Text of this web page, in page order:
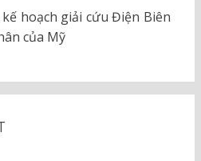
hoạch giải cứu Điện Biên
của Mỹ